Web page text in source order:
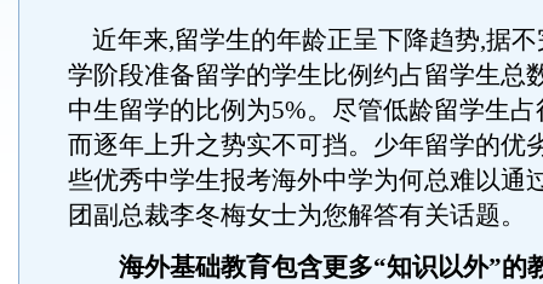
近年来,留学生的年龄正呈下降趋势,据不
学阶段准备留学的学生比例约占留学生总
中生留学的比例为5%。尽管低龄留学生
而逐年上升之势实不可挡。少年留学的优
些优秀中学生报考海外中学为何总难以通
团副总裁李冬梅女士为您解答有关话题。
海外基础教育包含更多“知识以外”的